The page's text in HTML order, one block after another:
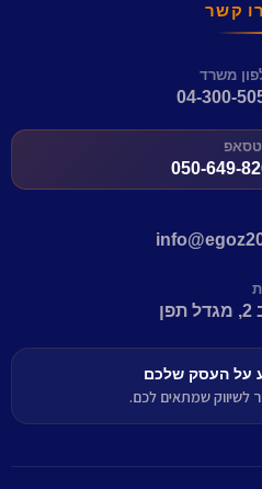
קשר
משרד
04-300-
050-649-
על העסק שלכם
לשיווק שמתאים לכם.